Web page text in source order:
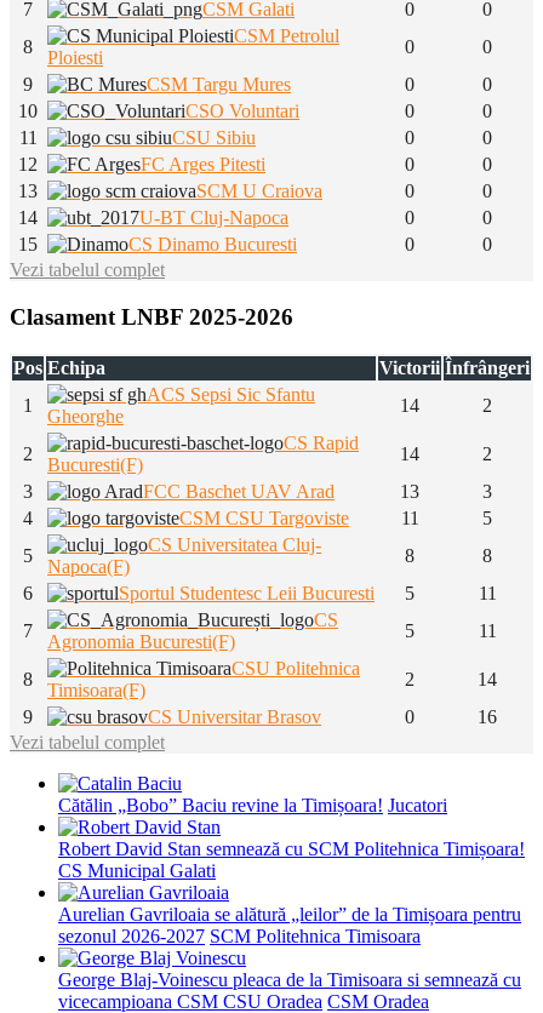
7 CSM Galati 0
0
8
CSM Petrolul
Ploiesti
0
0
9
CSM Targu Mures 0
0
10
CSO Voluntari 0
0
11
CSU Sibiu 0
0
12
FC Arges Pitesti 0
0
13
SCM U Craiova 0
0
14
U-BT Cluj-Napoca 0
0
15
CS Dinamo Bucuresti 0
0
Vezi tabelul complet
Clasament LNBF 2025-2026
Pos Echipa Victorii Înfrângeri
1
ACS Sepsi Sic Sfantu
Gheorghe
14 2
2
CS Rapid
Bucuresti(F)
14
2
3
FCC Baschet UAV Arad 13
3
4
CSM CSU Targoviste 11
5
5
CS Universitatea Cluj-
Napoca(F)
8
8
6
Sportul Studentesc Leii Bucuresti 5
11
7
CS
Agronomia Bucuresti(F)
5 11
8
CSU Politehnica
Timisoara(F)
2
14
9
CS Universitar Brasov 0
16
Vezi tabelul complet
Cătălin „Bobo” Baciu revine la Timișoara! Jucatori
Robert David Stan semnează cu SCM Politehnica Timișoara!
CS Municipal Galati
Aurelian Gavriloaia se alătură „leilor” de la Timișoara pentru
sezonul 2026-2027 SCM Politehnica Timisoara
George Blaj-Voinescu pleaca de la Timisoara si semnează cu
vicecampioana CSM CSU Oradea CSM Oradea